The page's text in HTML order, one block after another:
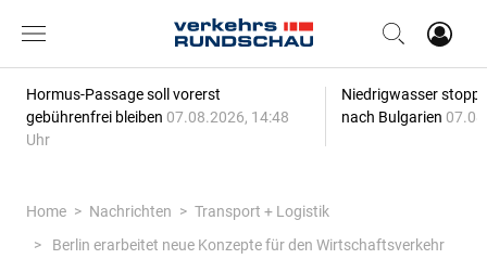
Hormus-Passage soll vorerst
gebührenfrei bleiben 07.08.2026, 14:48
Uhr
Niedrigwasser
nach Bulgarien
Home Nachrichten
Transport + Logistik
Berlin erarbeitet neue Konzepte für den Wirtschaftsverkehr